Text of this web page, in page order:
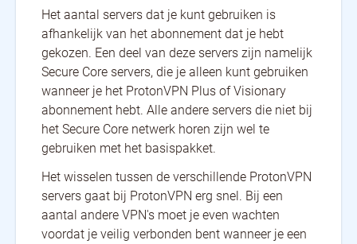
Het aantal servers dat je kunt gebruiken is
afhankelijk van het abonnement dat je hebt
gekozen. Een deel van deze servers zijn namelijk
Secure Core servers, die je alleen kunt gebruiken
wanneer je het ProtonVPN Plus of Visionary
abonnement hebt. Alle andere servers die niet bij
het Secure Core netwerk horen zijn wel te
gebruiken met het basispakket.
Het wisselen tussen de verschillende ProtonVPN
servers gaat bij ProtonVPN erg snel. Bij een
aantal andere VPN's moet je even wachten
voordat je veilig verbonden bent wanneer je een